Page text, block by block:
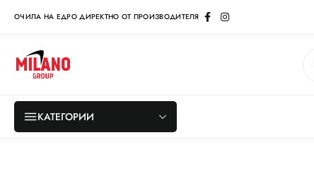
ОЧИЛА НА ЕДРО ДИРЕКТНО ОТ ПРОИЗВОДИТЕЛЯ
КАТЕГОРИИ